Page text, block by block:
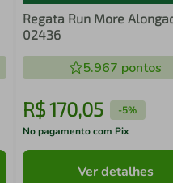
Regata Run More
02436
5.967 pontos
R$170,05 -5%
No pagamento com Pix
Ver detalhes